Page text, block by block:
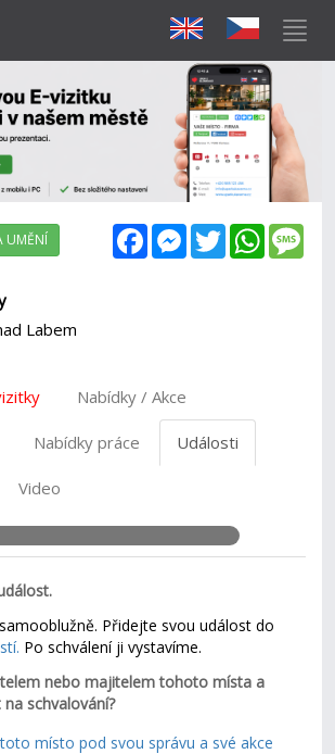
FacebookMessenger
Twitter
UMĚNÍ
Labem
Nabídky / Akce
Nabídky práce Události
Video
Přidejte svou událost do
Po schválení ji vystavíme.
nebo majitelem tohoto místa a
schvalování?
místo pod svou správu a své akce